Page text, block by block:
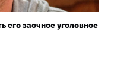
его заочное уголовное